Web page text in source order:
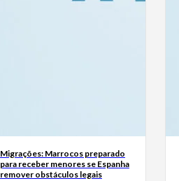
Migrações: Marrocos preparado
para receber menores se Espanha
remover obstáculos legais